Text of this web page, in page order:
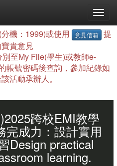
機：1999)或使用 意見信箱
提
貴意見
至My File(學生)或教師e-
帳號密碼後查詢，參加紀錄如
活動承辦人。
跨校EMI教學
完成力：設計實用
Design practical
learning.